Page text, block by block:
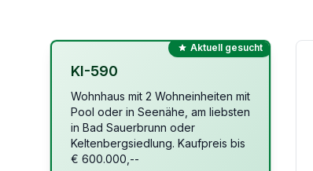
Aktuell gesucht
KI-590
Wohnhaus mit 2 Wohneinheiten mit
Pool oder in Seenähe, am liebsten
in Bad Sauerbrunn oder
Keltenbergsiedlung. Kaufpreis bis
€ 600.000,--